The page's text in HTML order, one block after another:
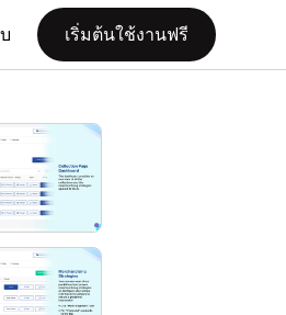
เริ่มต้นใช้งานฟรี